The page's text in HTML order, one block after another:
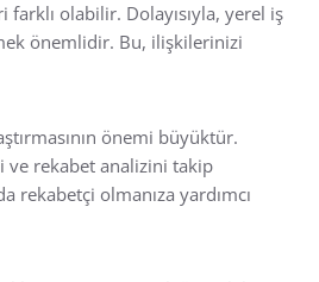
olabilir. Dolayısıyla, yerel iş
önemlidir. Bu, ilişkilerinizi
önemi büyüktür.
ve rekabet analizini takip
rekabetçi olmanıza yardımcı